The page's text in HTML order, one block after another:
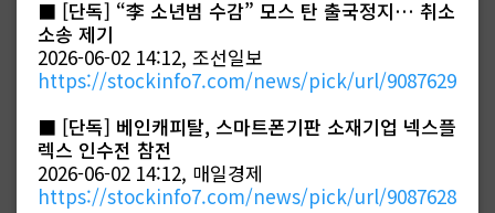
■ [단독] “李 소년범 수감” 모스 탄 출국정지… 취소
소송 제기
2026-06-02 14:12, 조선일보
https://stockinfo7.com/news/pick/url/9087629
■ [단독] 베인캐피탈, 스마트폰기판 소재기업 넥스플
렉스 인수전 참전
2026-06-02 14:12, 매일경제
https://stockinfo7.com/news/pick/url/9087628